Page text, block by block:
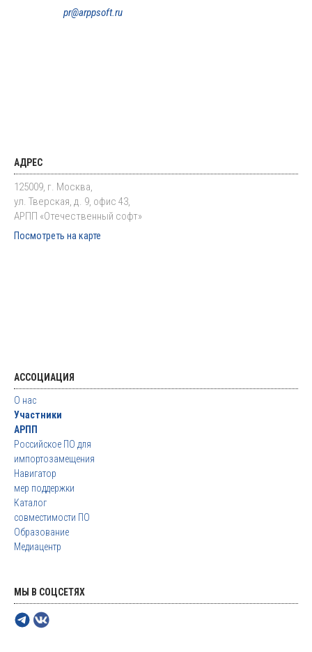
pr@arppsoft.ru
АДРЕС
125009, г. Москва,
ул. Тверская, д. 9, офис 43,
АРПП «Отечественный софт»
Посмотреть на карте
АССОЦИАЦИЯ
О нас
Участники
АРПП
Российское ПО для
импортозамещения
Навигатор
мер поддержки
Каталог
совместимости ПО
Образование
Медиацентр
МЫ В СОЦСЕТЯХ